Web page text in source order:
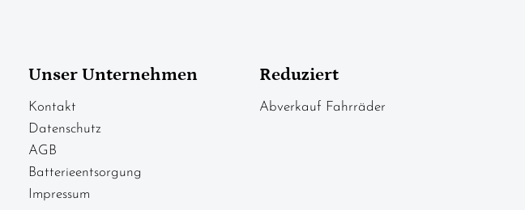
Unser Unternehmen
Kontakt
Datenschutz
AGB
Batterieentsorgung
Impressum
Reduziert
Abverkauf Fahrräder